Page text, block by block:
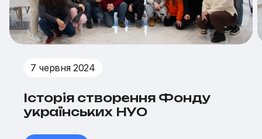
7 червня 2024
Історія створення Фонду
українських НУО